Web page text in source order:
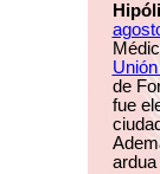
de
fue